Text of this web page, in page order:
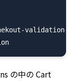
validation-
  -> Yes, release this new version
の中の Cart